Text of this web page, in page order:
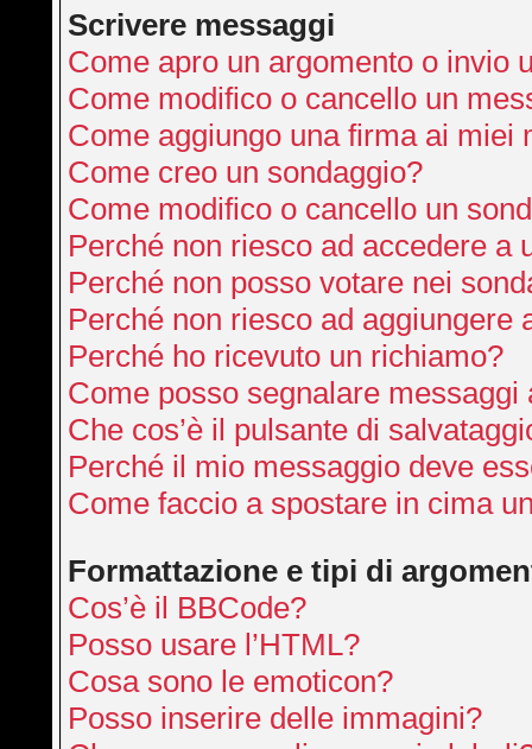
Scrivere messaggi
Come apro un argomento o invio
Come modifico o cancello un
Come aggiungo una firma ai miei
Come creo un sondaggio?
Come modifico o cancello un
Perché non riesco ad accedere a
Perché non posso votare nei
Perché non riesco ad aggiungere
Perché ho ricevuto un richiamo?
Come posso segnalare messaggi
Che cos’è il pulsante di
Perché il mio messaggio deve
Come faccio a spostare in cima
Formattazione e tipi di
Cos’è il BBCode?
Posso usare l’HTML?
Cosa sono le emoticon?
Posso inserire delle immagini?